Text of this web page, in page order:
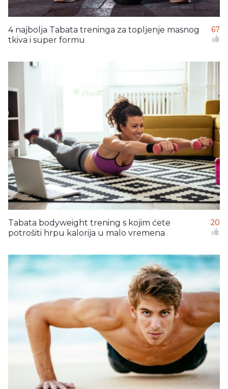
4 najbolja Tabata treninga za topljenje masnog
tkiva i super formu
67
Tabata bodyweight trening s kojim ćete
potrošiti hrpu kalorija u malo vremena
20